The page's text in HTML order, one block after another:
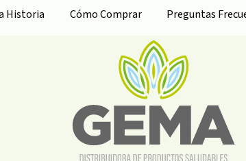
Historia Cómo Comprar Preguntas